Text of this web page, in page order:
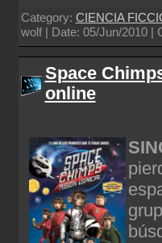
Category: CIENCIA
wolf | Date: 05/Jun/2010|
Space
online